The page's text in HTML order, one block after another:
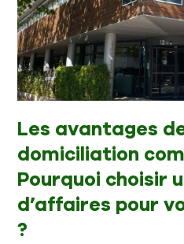
Les avantages
domiciliation
Pourquoi choisir
d’affaires pour
?